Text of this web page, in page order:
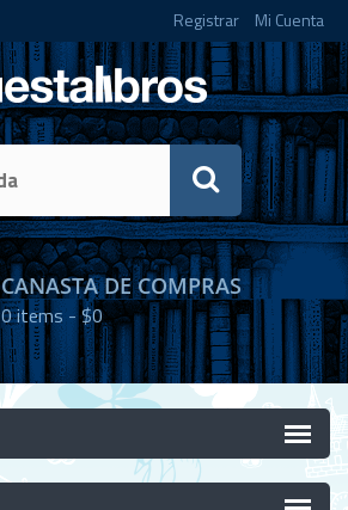
Registrar Mi Cuenta
CANASTA DE COMPRAS
0items -$0